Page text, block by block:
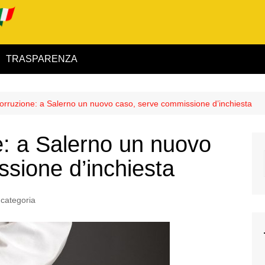
TRASPARENZA
a Salerno un nuovo caso, serve commissione d’inchiesta
a Salerno un nuovo
d’inchiesta